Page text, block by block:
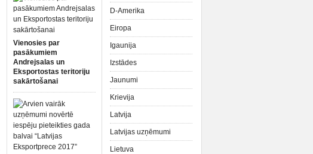
Vienosies par
pasākumiem
Andrejsalas un
Eksportostas teritoriju
sakārtošanai
D-Amerika
Eiropa
Igaunija
Izstādes
Jaunumi
Krievija
Latvija
Latvijas uzņēmumi
Lietuva